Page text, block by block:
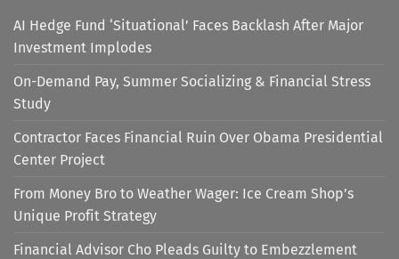
AI Hedge Fund ‘Situational’ Faces Backlash After Major
Investment Implodes
On-Demand Pay, Summer Socializing & Financial Stress
Study
Contractor Faces Financial Ruin Over Obama Presidential
Center Project
From Money Bro to Weather Wager: Ice Cream Shop’s
Unique Profit Strategy
Financial Advisor Cho Pleads Guilty to Embezzlement